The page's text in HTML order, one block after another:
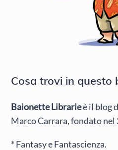
Cosa trovi in questo
Baionette Librarieè il blog
Marco Carrara, fondato nel
* Fantasy e Fantascienza.